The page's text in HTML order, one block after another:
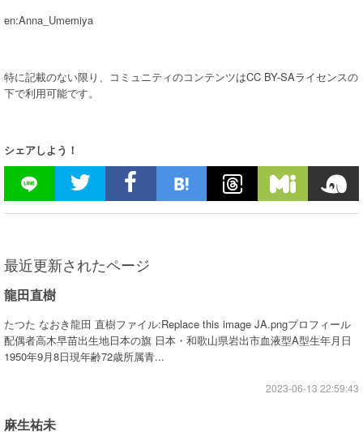
en:Anna_Umemiya
特に記載のない限り、コミュニティのコンテンツはCC BY-SAライセンスの
下で利用可能です。
シェアしよう！
最近更新されたページ
龍田直樹
たつた なおき龍田 直樹ファイル:Replace this image JA.pngプロフィール
配偶者高木早苗出生地日本の旗 日本・和歌山県岩出市血液型A型生年月日
1950年9月8日現年齢72歳所属青...
2023-06-13 22:59:43
麻生祐未